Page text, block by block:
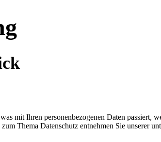
mit Ihren personenbezogenen Daten passiert,
Thema Datenschutz entnehmen Sie unserer